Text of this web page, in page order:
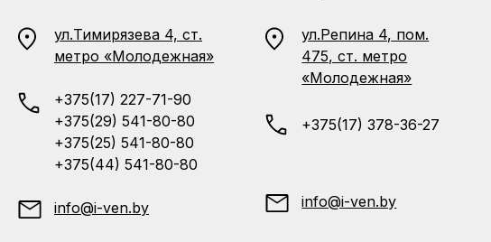
ул.Тимирязева 4, ст.
метро «Молодежная»
+375(17) 227-71-90
+375(29) 541-80-80
+375(25) 541-80-80
+375(44) 541-80-80
info@i-ven.by
ул.Репина 4, пом.
475, ст. метро
«Молодежная»
+375(17) 378-36-27
info@i-ven.by